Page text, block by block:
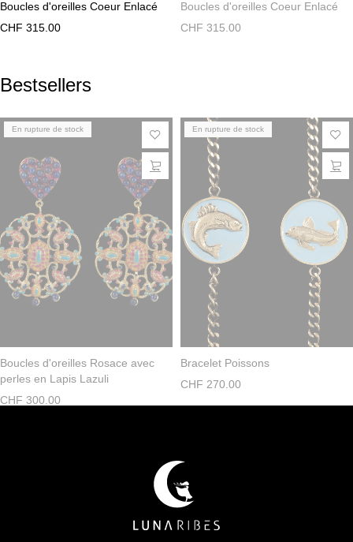
Boucles d'oreilles Coeur Enlacé
CHF 315.00
Boucles d'oreilles Coeur Enlacé
CHF 315.00
Bestsellers
En rupture de stock
Boucles d'oreilles Rosace avec
perles en Lapis Lazuli
CHF 300.00
En rupture de stock
Bracelet Poissons
CHF 270.00